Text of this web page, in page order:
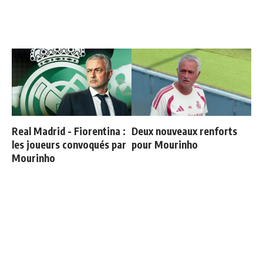
Real Madrid - Fiorentina :
les joueurs convoqués par
Mourinho
Deux nouveaux renforts
pour Mourinho